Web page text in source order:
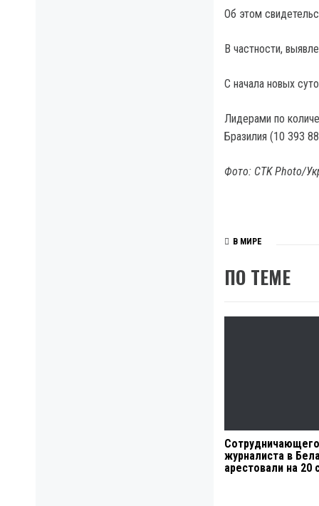
Об этом
В частности,
С начала новых
Лидерами по
Бразилия (10 393
Фото: CTK Photo/
В МИРЕ
ПО ТЕМЕ
Сотрудничающего
журналиста в
арестовали на 20